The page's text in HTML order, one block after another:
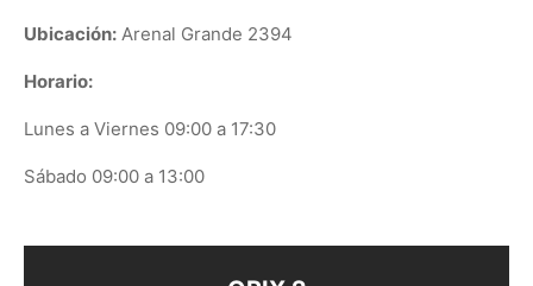
Ubicación: Arenal Grande 2394
Horario:
Lunes a Viernes 09:00 a 17:30
Sábado 09:00 a 13:00